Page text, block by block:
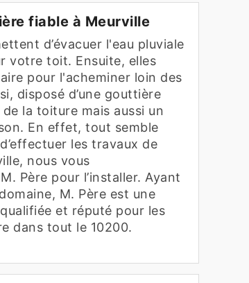
fiable à Meurville
d’évacuer l'eau pluviale
votre toit. Ensuite, elles
pour l'acheminer loin des
disposé d’une gouttière
la toiture mais aussi un
En effet, tout semble
les travaux de
nous vous
Père pour l’installer. Ayant
M. Père est une
et réputé pour les
dans tout le 10200.